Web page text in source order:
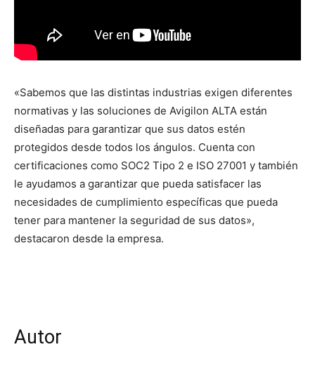
«Sabemos que las distintas industrias exigen diferentes
normativas y las soluciones de Avigilon ALTA están
diseñadas para garantizar que sus datos estén
protegidos desde todos los ángulos. Cuenta con
certificaciones como SOC2 Tipo 2 e ISO 27001 y también
le ayudamos a garantizar que pueda satisfacer las
necesidades de cumplimiento específicas que pueda
tener para mantener la seguridad de sus datos»,
destacaron desde la empresa.
Autor